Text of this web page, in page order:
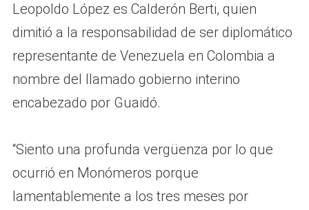
Leopoldo López es Calderón Berti, quien
dimitió a la responsabilidad de ser diplomático
representante de Venezuela en Colombia a
nombre del llamado gobierno interino
encabezado por Guaidó.
“Siento una profunda vergüenza por lo que
ocurrió en Monómeros porque
lamentablemente a los tres meses por